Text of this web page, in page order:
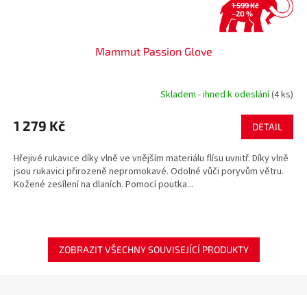
1 599 Kč
–20 %
Mammut Passion Glove
Skladem - ihned k odeslání(4 ks)
1 279 Kč DETAIL
Hřejivé rukavice díky vlně ve vnějším materiálu flísu uvnitř. Díky vlně
jsou rukavici přirozeně nepromokavé. Odolné vůči poryvům větru.
Kožené zesílení na dlaních. Pomocí poutka...
ZOBRAZIT VŠECHNY SOUVISEJÍCÍ PRODUKTY